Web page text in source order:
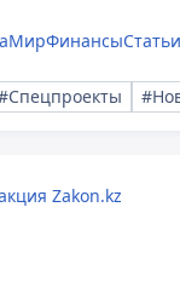
МирФинансыСтатьи
Zakon.kz